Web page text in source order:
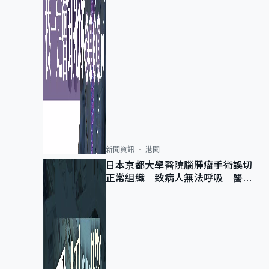
新聞資訊 港聞
日本京都大學醫院腦腫瘤手術誤切
正常組織 致病人無法呼吸 醫院